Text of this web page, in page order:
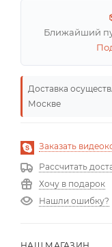
Ближайший
Доставка
Москве
Заказать
Рассчитать
Хочу в подарок
Нашли ошибку?